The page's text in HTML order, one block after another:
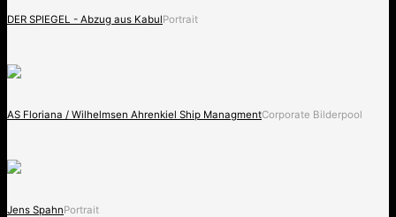
DER SPIEGEL - Abzug aus KabulPortrait
AS Floriana / Wilhelmsen Ahrenkiel Ship ManagmentCorporate Bilderpool
Jens SpahnPortrait